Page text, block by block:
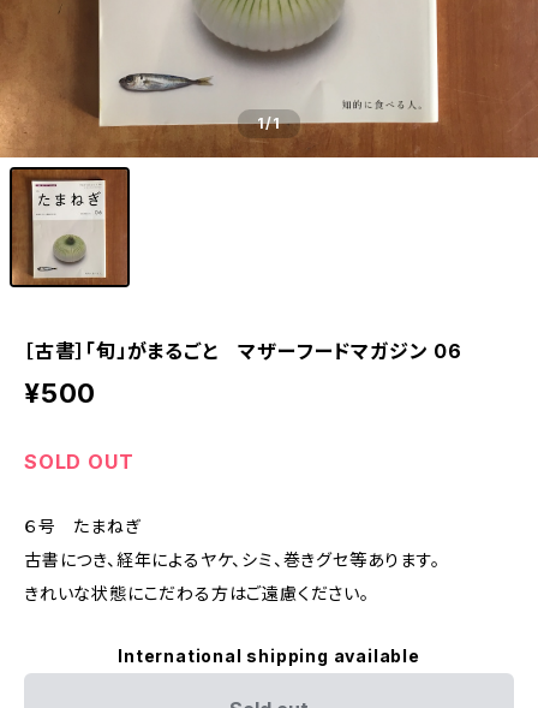
1/1
［古書］「旬」がまるごと マザーフードマガジン 06
¥500
SOLD OUT
６号 たまねぎ
古書につき、経年によるヤケ、シミ、巻きグセ等あります。
きれいな状態にこだわる方はご遠慮ください。
International shipping available